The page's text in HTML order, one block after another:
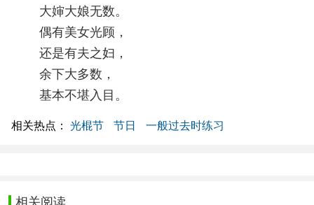
大婶大娘无数。
偶有美女光顾，
还是有夫之妇，
余下大多数，
基本不堪入目。
相关热点： 光棍节 节日 一般过去时练习
相关阅读